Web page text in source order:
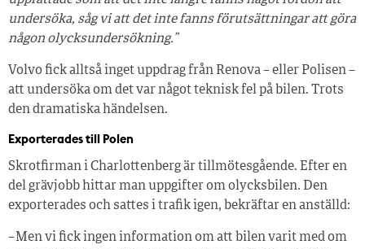
undersöka, såg vi att det inte fanns förutsättningar att göra
någon olycksundersökning.”
Volvo fick alltså inget uppdrag från Renova – eller Polisen –
att undersöka om det var något teknisk fel på bilen. Trots
den dramatiska händelsen.
Exporterades till Polen
Skrotfirman i Charlottenberg är tillmötesgående. Efter en
del grävjobb hittar man uppgifter om olycksbilen. Den
exporterades och sattes i trafik igen, bekräftar en anställd:
– Men vi fick ingen information om att bilen varit med om